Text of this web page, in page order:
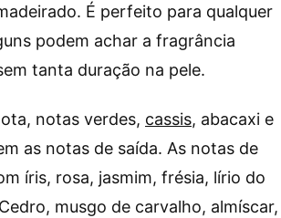
É perfeito para qualquer
podem achar a fragrância
tanta duração na pele.
notas verdes, cassis, abacaxi e
as notas de saída. As notas de
íris, rosa, jasmim, frésia, lírio do
musgo de carvalho, almíscar,